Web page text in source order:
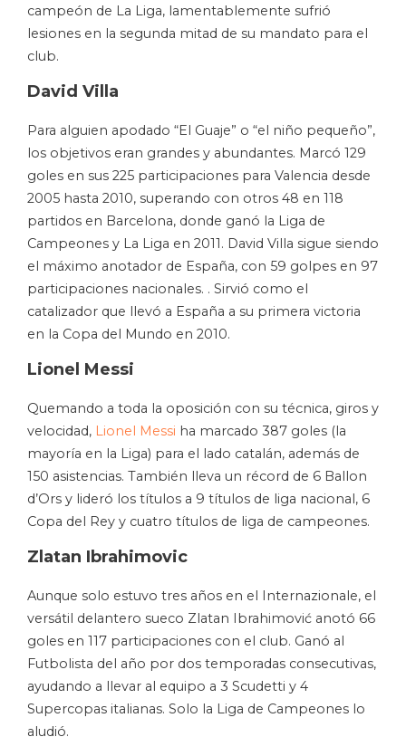
campeón de La Liga, lamentablemente sufrió
lesiones en la segunda mitad de su mandato para el
club.
David Villa
Para alguien apodado “El Guaje” o “el niño pequeño”,
los objetivos eran grandes y abundantes. Marcó 129
goles en sus 225 participaciones para Valencia desde
2005 hasta 2010, superando con otros 48 en 118
partidos en Barcelona, ​​donde ganó la Liga de
Campeones y La Liga en 2011. David Villa sigue siendo
el máximo anotador de España, con 59 golpes en 97
participaciones nacionales. . Sirvió como el
catalizador que llevó a España a su primera victoria
en la Copa del Mundo en 2010.
Lionel Messi
Quemando a toda la oposición con su técnica, giros y
velocidad, Lionel Messi ha marcado 387 goles (la
mayoría en la Liga) para el lado catalán, además de
150 asistencias. También lleva un récord de 6 Ballon
d’Ors y lideró los títulos a 9 títulos de liga nacional, 6
Copa del Rey y cuatro títulos de liga de campeones.
Zlatan Ibrahimovic
Aunque solo estuvo tres años en el Internazionale, el
versátil delantero sueco Zlatan Ibrahimović anotó 66
goles en 117 participaciones con el club. Ganó al
Futbolista del año por dos temporadas consecutivas,
ayudando a llevar al equipo a 3 Scudetti y 4
Supercopas italianas. Solo la Liga de Campeones lo
aludió.